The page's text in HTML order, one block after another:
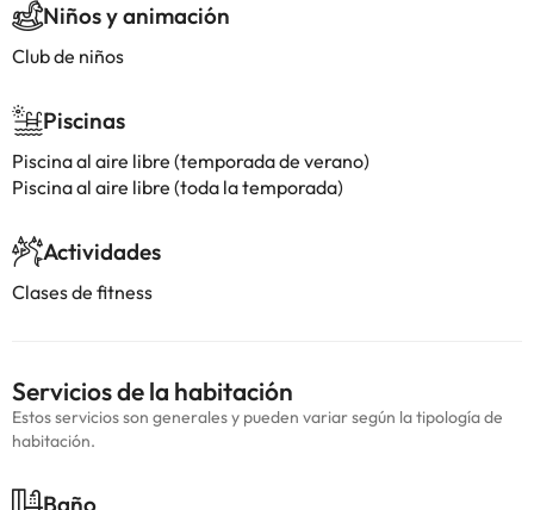
Niños y animación
Club de niños
Piscinas
Piscina al aire libre (temporada de verano)
Piscina al aire libre (toda la temporada)
Actividades
Clases de fitness
Servicios de la habitación
Estos servicios son generales y pueden variar según la tipología de
habitación.
Baño